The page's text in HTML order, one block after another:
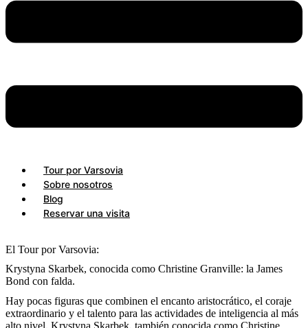
Tour por Varsovia
Sobre nosotros
Blog
Reservar una visita
El Tour por Varsovia:
Krystyna Skarbek, conocida como Christine Granville: la James
Bond con falda.
Hay pocas figuras que combinen el encanto aristocrático, el coraje
extraordinario y el talento para las actividades de inteligencia al más